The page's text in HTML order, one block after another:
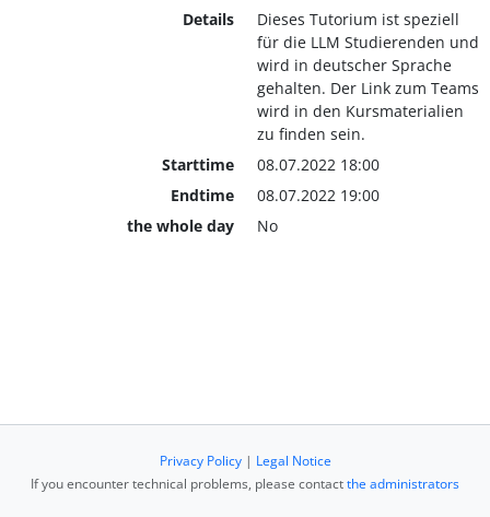
Details
Dieses Tutorium ist speziell
für die LLM Studierenden und
wird in deutscher Sprache
gehalten. Der Link zum Teams
wird in den Kursmaterialien
zu finden sein.
Starttime
08.07.2022 18:00
Endtime
08.07.2022 19:00
the whole day
No
Privacy Policy| Legal Notice
If you encounter technical problems, please contactthe administrators